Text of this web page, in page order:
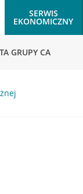
SERWIS
EKONOMICZNY
GRUPY CA